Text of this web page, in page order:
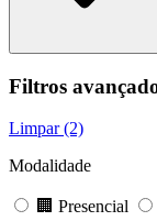
Filtros
Limpar (2)
Modalidade
🏢 Presencial